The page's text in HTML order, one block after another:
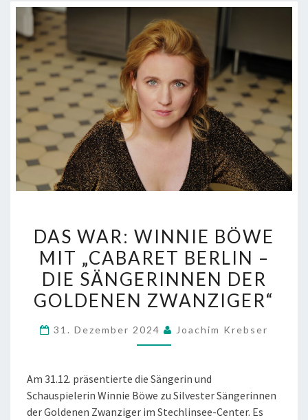
WAR:
WINNIE
BÖWE
MIT
„CABARET
–
DER
GOLDENEN
DAS WAR: WINNIE BÖWE
MIT „CABARET BERLIN –
DIE SÄNGERINNEN DER
GOLDENEN ZWANZIGER“
31. Dezember 2024 Joachim Krebser
Am 31.12. präsentierte die Sängerin und
Schauspielerin Winnie Böwe zu Silvester Sängerinnen
der Goldenen Zwanziger im Stechlinsee-Center. Es